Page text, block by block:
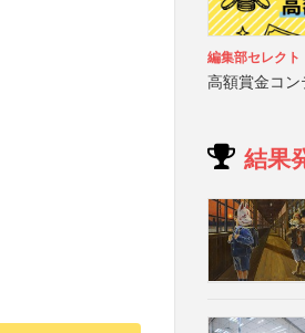
編集部セレクト
高額賞金コン
結果